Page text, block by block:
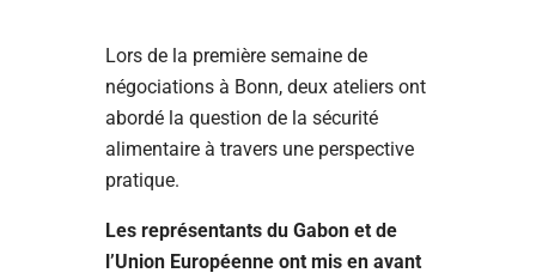
Lors de la première semaine de
négociations à Bonn, deux ateliers ont
abordé la question de la sécurité
alimentaire à travers une perspective
pratique.
Les représentants du Gabon et de
l’Union Européenne ont mis en avant